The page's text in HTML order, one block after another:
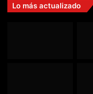
Lo más actualizado